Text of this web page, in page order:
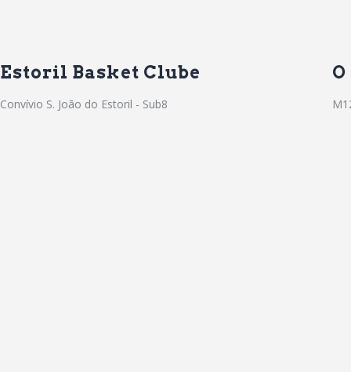
Estoril Basket Clube
Convívio S. João do Estoril - Sub8